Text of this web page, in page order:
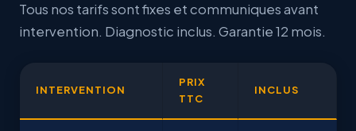
Tous nos tarifs sont fixes et communiques avant
intervention. Diagnostic inclus. Garantie 12 mois.
INTERVENTION
PRIX
TTC
INCLUS